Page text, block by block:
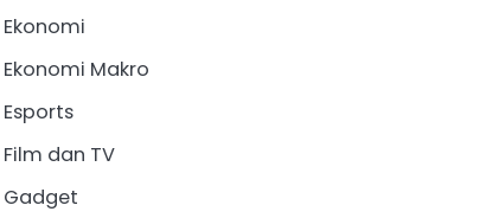
Ekonomi
Ekonomi Makro
Esports
Film dan TV
Gadget